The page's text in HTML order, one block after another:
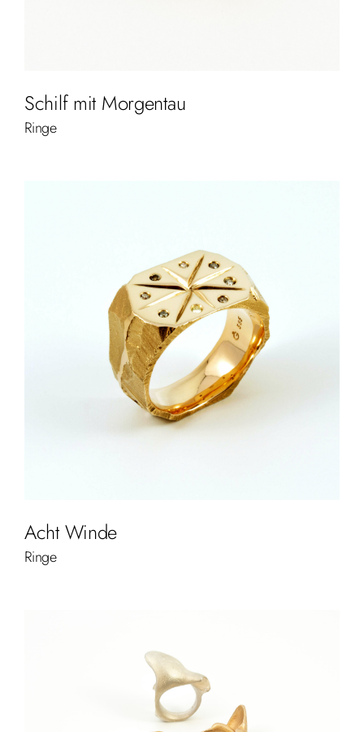
Schilf mit Morgentau
Ringe
Acht Winde
Ringe